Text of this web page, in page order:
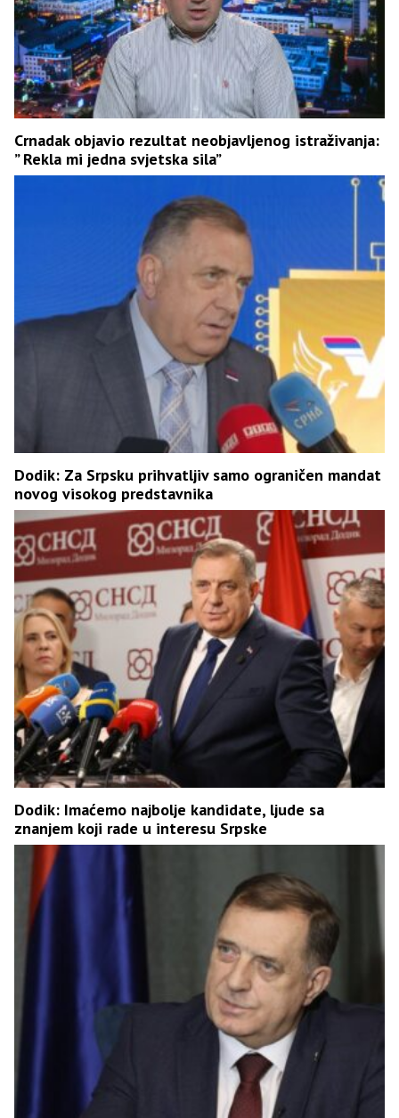
Crnadak objavio rezultat neobjavljenog istraživanja:
” Rekla mi jedna svjetska sila”
Dodik: Za Srpsku prihvatljiv samo ograničen mandat
novog visokog predstavnika
Dodik: Imaćemo najbolje kandidate, ljude sa
znanjem koji rade u interesu Srpske